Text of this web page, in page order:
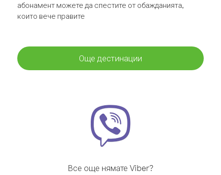
абонамент можете да спестите от обажданията,
които вече правите
Още дестинации
Все още нямате Viber?